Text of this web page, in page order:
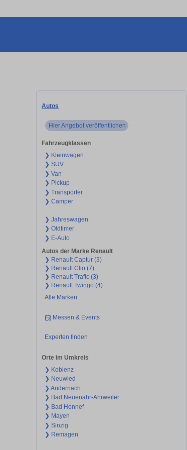
Autos
Hier Angebot veröffentlichen
Fahrzeugklassen
❯ Kleinwagen
❯ SUV
❯ Van
❯ Pickup
❯ Transporter
❯ Camper
❯ Jahreswagen
❯ Oldtimer
❯ E-Auto
Autos der Marke Renault
❯ Renault Captur (3)
❯ Renault Clio (7)
❯ Renault Trafic (3)
❯ Renault Twingo (4)
Alle Marken
Messen & Events
Experten finden
Orte im Umkreis
❯ Koblenz
❯ Neuwied
❯ Andernach
❯ Bad Neuenahr-Ahrweiler
❯ Bad Honnef
❯ Mayen
❯ Sinzig
❯ Remagen